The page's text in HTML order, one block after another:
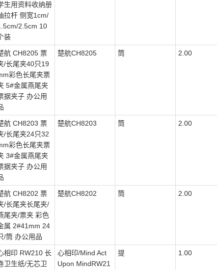
生用资料收纳册
拉杆 侧宽1cm/
2.5cm 10
装
航 CH8205 票
/长尾夹40只19
彩色长尾夹票
5#金属燕尾夹
据夹子 办公用
楚航CH8205 筒 2.00
航 CH8203 票
/长尾夹24只32
彩色长尾夹票
3#金属燕尾夹
据夹子 办公用
楚航CH8203 筒 2.00
航 CH8202 票
/长尾夹长尾夹/
尾夹/票夹 彩色
属 2#41mm 24
/筒 办公用品
楚航CH8202 筒 2.00
相印 RW210 长
卫生纸/无芯卫
心相印/Mind Act
Upon MindRW21
提 1.00